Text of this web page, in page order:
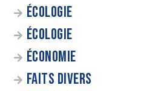
ÉCOLOGIE
ÉCOLOGIE
ÉCONOMIE
FAITS DIVERS